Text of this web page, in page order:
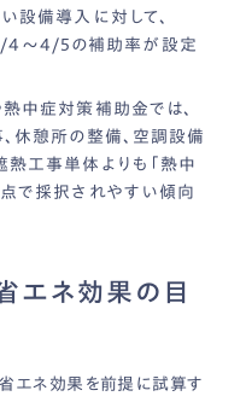
設備導入に対して、
4〜4/5の補助率が設定
中症対策補助金では、
休憩所の整備、空調設備
熱工事単体よりも「熱中
で採択されやすい傾向
エネ効果の目
省エネ効果を前提に試算す